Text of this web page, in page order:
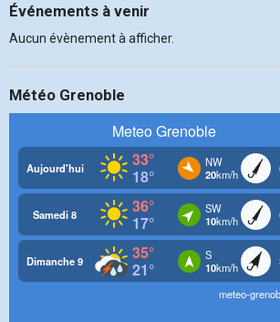
Événements à venir
Aucun évènement à afficher.
Météo Grenoble